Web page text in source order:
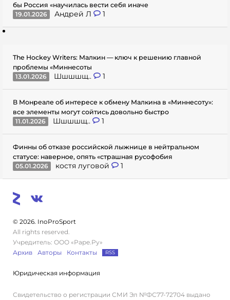
бы Россия «научилась вести себя иначе
19.01.2026
Андрей Л 1
The Hockey Writers: Малкин — ключ к решению главной
проблемы «Миннесоты
13.01.2026
Шшшшщ.. 1
В Монреале об интересе к обмену Малкина в «Миннесоту»:
все элементы могут сойтись довольно быстро
11.01.2026
Шшшшщ.. 1
Финны об отказе российской лыжнице в нейтральном
статусе: наверное, опять «страшная русофобия
05.01.2026
костя луговой 1
© 2026. InoProSport
All rights reserved.
Учредитель: ООО «Раре.Ру»
Архив
Авторы Контакты RSS
Юридическая информация
Свидетельство о регистрации СМИ Эл №ФС77-72704 выдано